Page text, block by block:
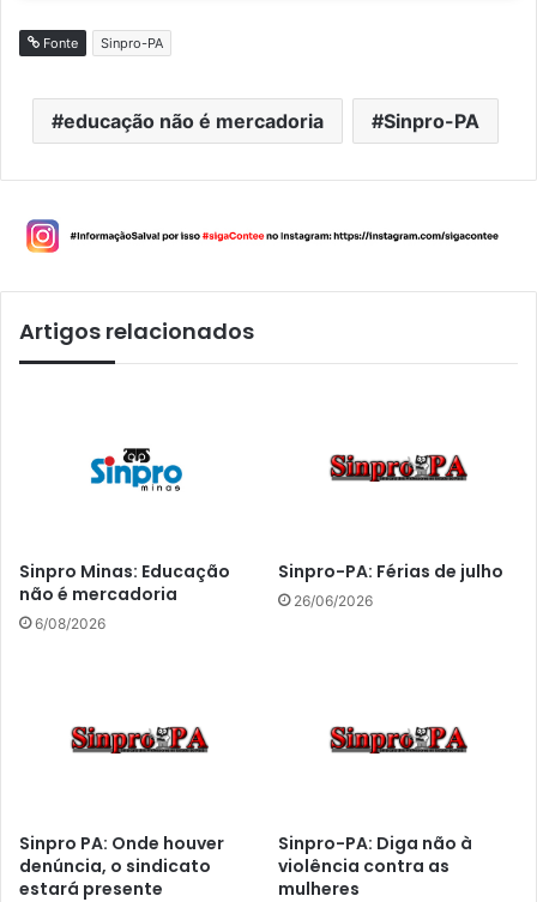
Fonte Sinpro-PA
educação não é mercadoria Sinpro-PA
Artigos relacionados
Sinpro Minas: Educação
não é mercadoria
6/08/2026
Sinpro-PA: Férias de julho
26/06/2026
Sinpro PA: Onde houver
denúncia, o sindicato
estará presente
Sinpro-PA: Diga não à
violência contra as
mulheres